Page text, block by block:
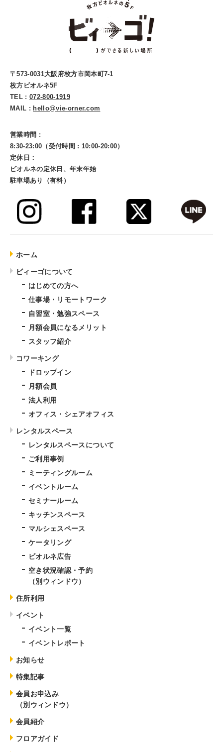
〒573-0031大阪府枚方市岡本町7-1
枚方ビオルネ5F
TEL : 072-800-1919
MAIL : hello@vie-orner.com
営業時間 :
8:30-23:00（受付時間 : 10:00-20:00）
定休日：
ビオルネの定休日、年末年始
駐車場あり（有料）
ホーム
ビィーゴについて
はじめての方へ
仕事場・リモートワーク
自習室・勉強スペース
月額会員になるメリット
スタッフ紹介
コワーキング
ドロップイン
月額会員
法人利用
オフィス・シェアオフィス
レンタルスペース
レンタルスペースについて
ご利用事例
ミーティングルーム
イベントルーム
セミナールーム
キッチンスペース
マルシェスペース
ケータリング
ビオルネ広告
空き状況確認・予約
（別ウィンドウ）
住所利用
イベント
イベント一覧
イベントレポート
お知らせ
特集記事
会員お申込み
（別ウィンドウ）
会員紹介
フロアガイド